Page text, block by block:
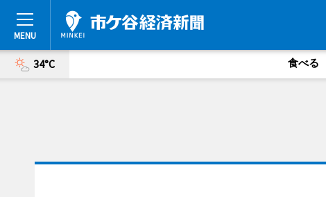
34°C 食べる